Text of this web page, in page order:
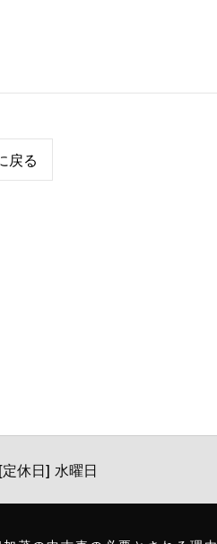
戻る
休日] 水曜日